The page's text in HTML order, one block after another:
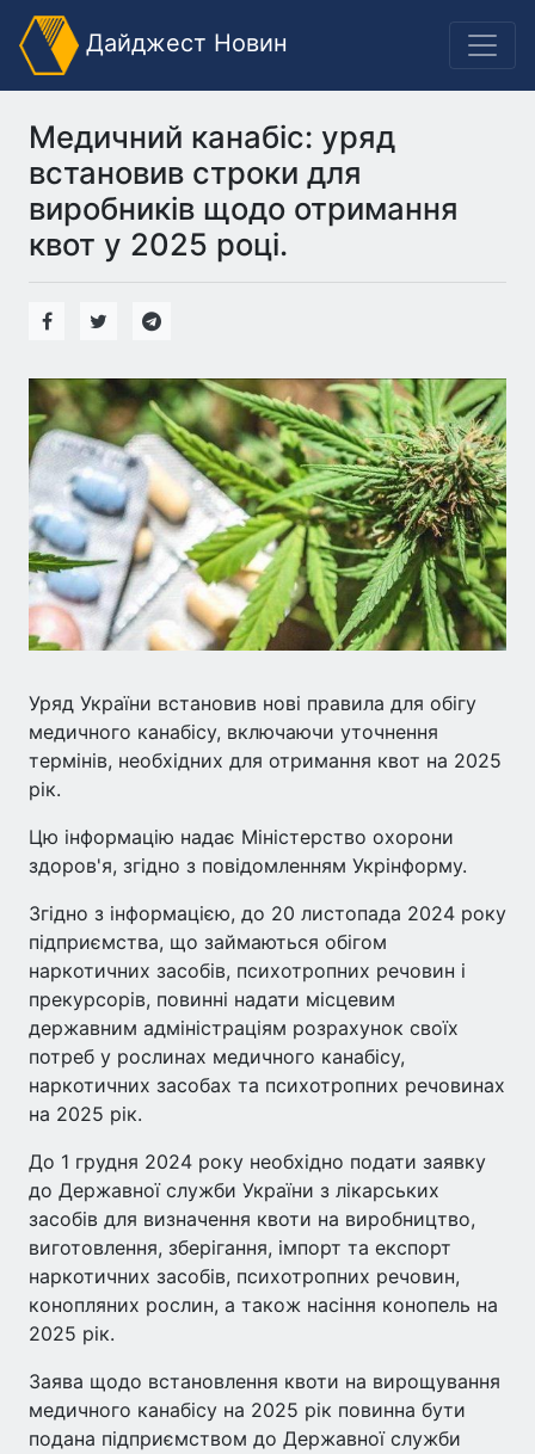
Дайджест Новин
Медичний канабіс: уряд
встановив строки для
виробників щодо отримання
квот у 2025 році.
Уряд України встановив нові правила для обігу
медичного канабісу, включаючи уточнення
термінів, необхідних для отримання квот на 2025
рік.
Цю інформацію надає Міністерство охорони
здоров'я, згідно з повідомленням Укрінформу.
Згідно з інформацією, до 20 листопада 2024 року
підприємства, що займаються обігом
наркотичних засобів, психотропних речовин і
прекурсорів, повинні надати місцевим
державним адміністраціям розрахунок своїх
потреб у рослинах медичного канабісу,
наркотичних засобах та психотропних речовинах
на 2025 рік.
До 1 грудня 2024 року необхідно подати заявку
до Державної служби України з лікарських
засобів для визначення квоти на виробництво,
виготовлення, зберігання, імпорт та експорт
наркотичних засобів, психотропних речовин,
конопляних рослин, а також насіння конопель на
2025 рік.
Заява щодо встановлення квоти на вирощування
медичного канабісу на 2025 рік повинна бути
подана підприємством до Державної служби